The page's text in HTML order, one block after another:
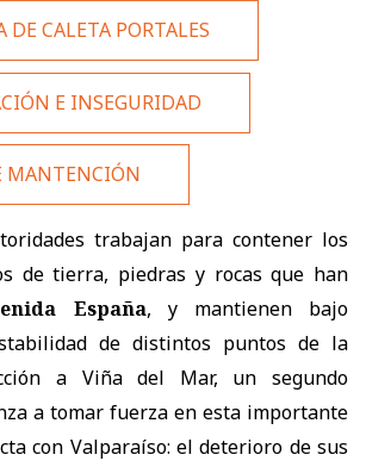
DE CALETA PORTALES
E INSEGURIDAD
MANTENCIÓN
trabajan para contener los
de tierra, piedras y rocas que han
España, y mantienen bajo
de distintos puntos de la
a Viña del Mar, un segundo
a tomar fuerza en esta importante
con Valparaíso: el deterioro de sus